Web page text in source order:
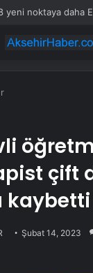
yeni noktaya daha
çift
kaybetti
Şubat 14, 2023